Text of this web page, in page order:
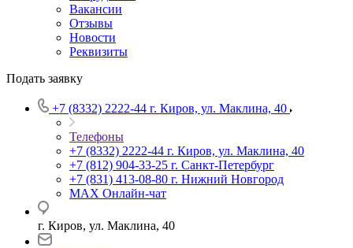
Вакансии
Отзывы
Новости
Реквизиты
Подать заявку
+7 (8332) 2222-44 г. Киров, ул. Маклина, 40
Телефоны
+7 (8332) 2222-44 г. Киров, ул. Маклина, 40
+7 (812) 904-33-25 г. Санкт-Петербург
+7 (831) 413-08-80 г. Нижний Новгород
MAX Онлайн-чат
г. Киров, ул. Маклина, 40